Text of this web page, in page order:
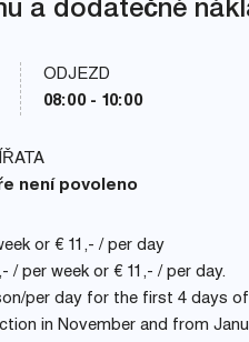
a dodatečné
ODJEZD
08:00 - 10:00
není povoleno
or € 11,- / per day
/ per week or € 11,- / per day.
per day for the first 4 days
in November and from